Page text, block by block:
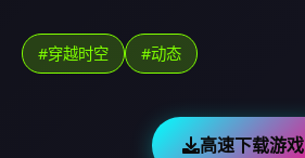
#穿越时空 #动态
高速下载游戏